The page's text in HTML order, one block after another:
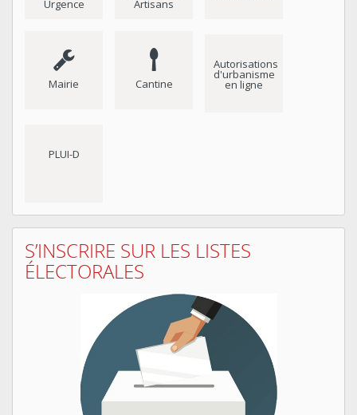
Urgence Artisans
Mairie Cantine
Autorisations
d'urbanisme
en ligne
PLUI-D
S’INSCRIRE SUR LES LISTES
ÉLECTORALES